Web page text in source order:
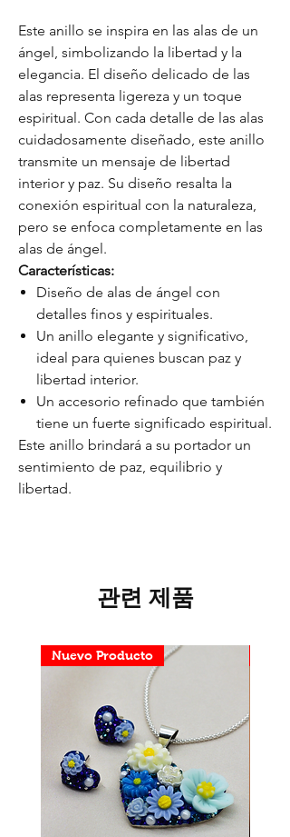
Este anillo se inspira en las alas de un
ángel, simbolizando la libertad y la
elegancia. El diseño delicado de las
alas representa ligereza y un toque
espiritual. Con cada detalle de las alas
cuidadosamente diseñado, este anillo
transmite un mensaje de libertad
interior y paz. Su diseño resalta la
conexión espiritual con la naturaleza,
pero se enfoca completamente en las
alas de ángel.
Características:
Diseño de alas de ángel con
detalles finos y espirituales.
Un anillo elegante y significativo,
ideal para quienes buscan paz y
libertad interior.
Un accesorio refinado que también
tiene un fuerte significado espiritual.
Este anillo brindará a su portador un
sentimiento de paz, equilibrio y
libertad.
관련 제품
Nuevo Producto